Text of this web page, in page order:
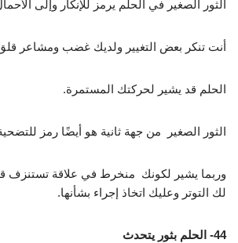
الثور الصغير في الحلم يرمز للإنكار وإلى
أنت تنكر بعض التغيير ولديك غضب ومشاعر
الحلم قد يشير لحركتك المستمرة.
الثور الصغير من جهة ثانية هو أيضًا رمز
وربما يشير لكونك منخرط في علاقة تستنزف
لك التوتر وعليك اتخاذ إجراء بشأنها.
44- الحلم بثور يتحدث